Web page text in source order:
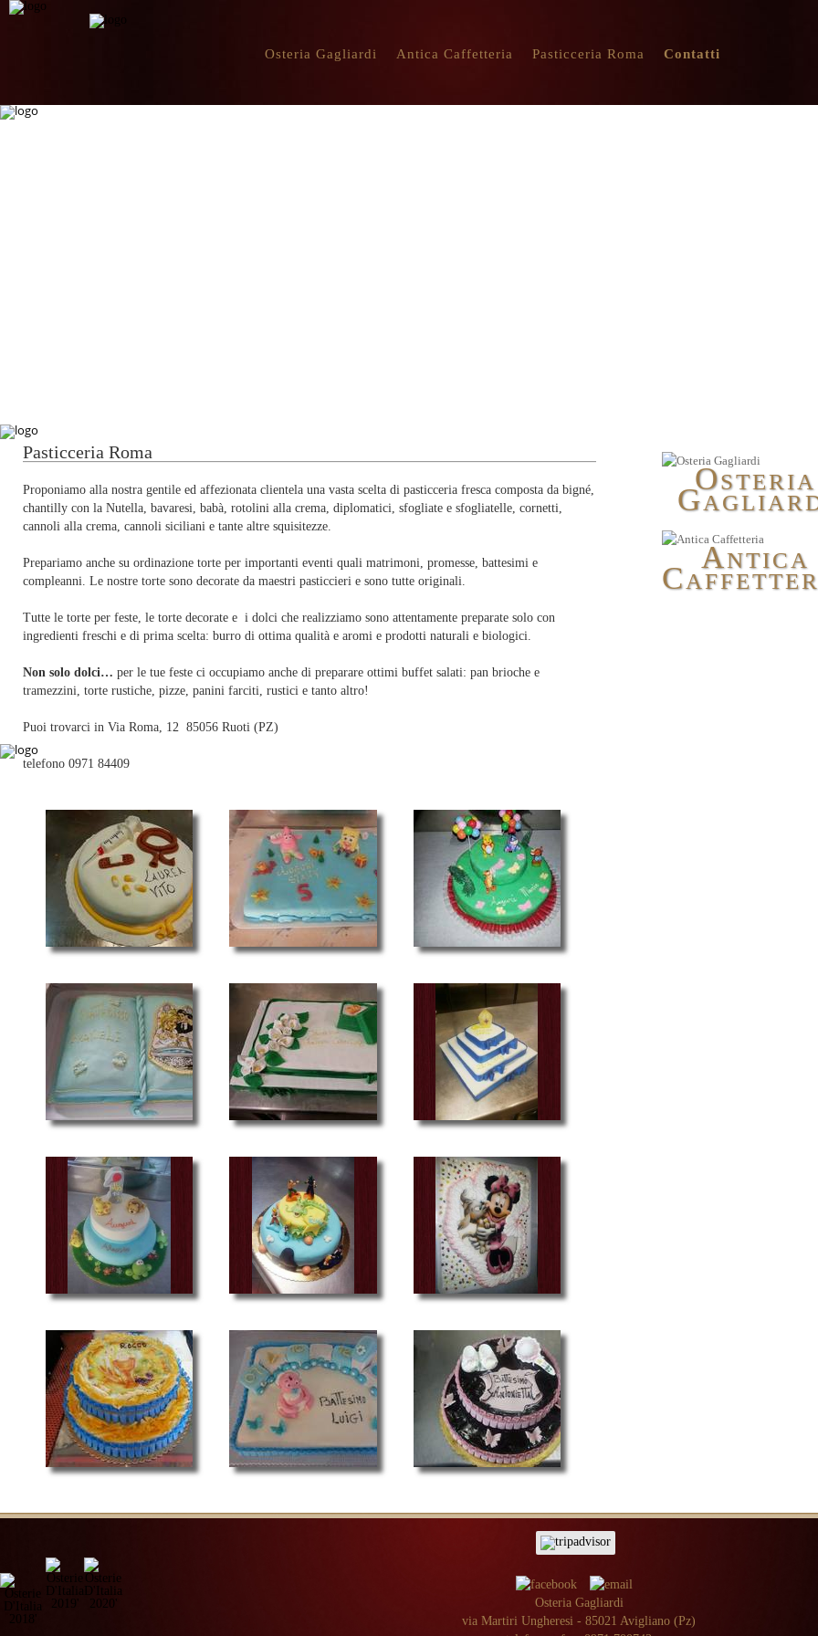
Osteria Gagliardi Antica Caffetteria Pasticceria Roma Contatti
OSTERIA
G
ANTICA
C
Pasticceria Roma
Proponiamo alla nostra gentile ed affezionata clientela una vasta scelta di pasticceria fresca composta da bigné,
chantilly con la Nutella, bavaresi, babà, rotolini alla crema, diplomatici, sfogliate e sfogliatelle, cornetti,
cannoli alla crema, cannoli siciliani e tante altre squisitezze.
Prepariamo anche su ordinazione torte per importanti eventi quali matrimoni, promesse, battesimi e
compleanni. Le nostre torte sono decorate da maestri pasticcieri e sono tutte originali.
Tutte le torte per feste, le torte decorate e i dolci che realizziamo sono attentamente preparate solo con
ingredienti freschi e di prima scelta: burro di ottima qualità e aromi e prodotti naturali e biologici.
Non solo dolci… per le tue feste ci occupiamo anche di preparare ottimi buffet salati: pan brioche e
tramezzini, torte rustiche, pizze, panini farciti, rustici e tanto altro!
Puoi trovarci in Via Roma, 12 85056 Ruoti (PZ)
telefono 0971 84409
Osteria Gagliardi
via Martiri Ungheresi - 85021 Avigliano (Pz)